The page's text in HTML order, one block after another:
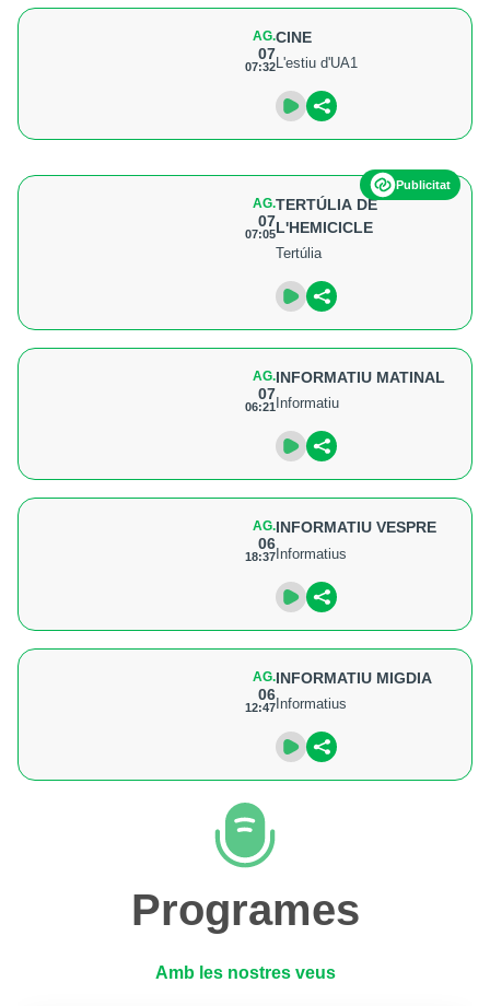
AG.
07
07:32
CINE
L'estiu d'UA1
Publicitat
AG.
07
07:05
TERTÚLIA DE
L'HEMICICLE
Tertúlia
AG.
07
06:21
INFORMATIU MATINAL
Informatiu
AG.
06
18:37
INFORMATIU VESPRE
Informatius
AG.
06
12:47
INFORMATIU MIGDIA
Informatius
Programes
Amb les nostres veus